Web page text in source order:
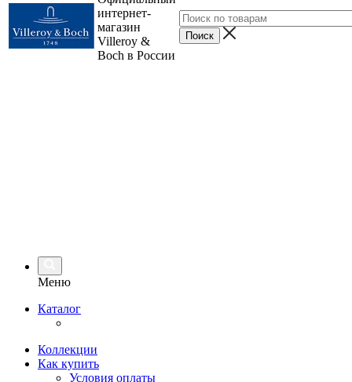
интернет-
магазин
Villeroy &
Boch в России
Меню
Каталог
Коллекции
Как купить
Условия оплаты